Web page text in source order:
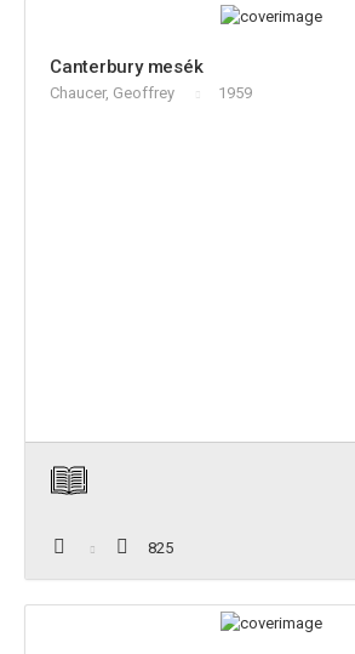
Canterbury mesék
Chaucer, Geoffrey 1959
825